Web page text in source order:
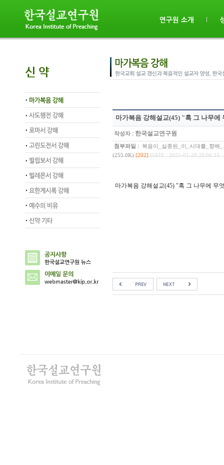
마가복음 강해설교(45) "혹 그 나무
작성자 : 한국설교연구원
첨부파일 : 복음이_실종된_이_시대를_향해
(255.0K) [202] DATE : 2021-01-28 20:06:33
마가복음 강해설교(45) "혹 그 나무에 무